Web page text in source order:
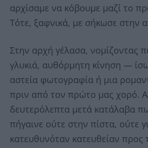
αρχίσαμε να κόβουμε μαζί το
Τότε, ξαφνικά, με σήκωσε στην
Στην αρχή γέλασα, νομίζοντας
γλυκιά, αυθόρμητη κίνηση —
αστεία φωτογραφία ή μια
πριν από τον πρώτο μας χορό.
δευτερόλεπτα μετά κατάλαβα
πήγαινε ούτε στην πίστα, ούτε
κατευθυνόταν κατευθείαν προς